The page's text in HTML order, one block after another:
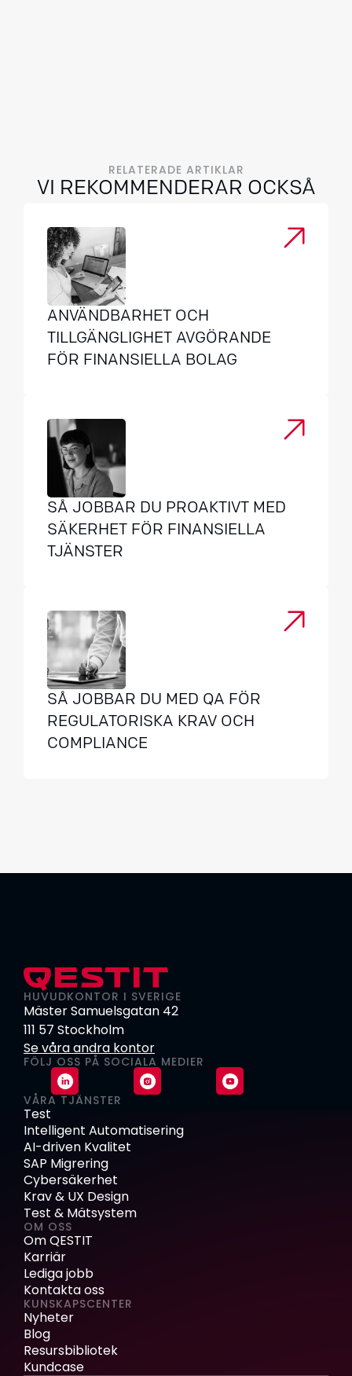
RELATERADE ARTIKLAR
VI REKOMMENDERAR OCKSÅ
ANVÄNDBARHET OCH
TILLGÄNGLIGHET AVGÖRANDE
FÖR FINANSIELLA BOLAG
SÅ JOBBAR DU PROAKTIVT MED
SÄKERHET FÖR FINANSIELLA
TJÄNSTER
SÅ JOBBAR DU MED QA FÖR
REGULATORISKA KRAV OCH
COMPLIANCE
HUVUDKONTOR I SVERIGE
Mäster Samuelsgatan 42
111 57 Stockholm
Se våra andra kontor
FÖLJ OSS PÅ SOCIALA MEDIER
VÅRA TJÄNSTER
Test
Intelligent Automatisering
AI-driven Kvalitet
SAP Migrering
Cybersäkerhet
Krav & UX Design
Test & Mätsystem
OM OSS
Om QESTIT
Karriär
Lediga jobb
Kontakta oss
KUNSKAPSCENTER
Nyheter
Blog
Resursbibliotek
Kundcase